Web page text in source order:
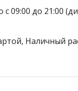
09:00 до 21:00
Наличный